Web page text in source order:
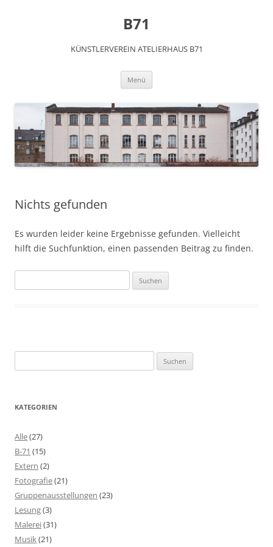
B71
KÜNSTLERVEREIN ATELIERHAUS B71
Menü
Nichts gefunden
Es wurden leider keine Ergebnisse gefunden. Vielleicht
hilft die Suchfunktion, einen passenden Beitrag zu finden.
nach:
nach:
KATEGORIEN
Alle(27)
B-71 (15)
Extern (2)
Fotografie(21)
Gruppenausstellungen (23)
Lesung(3)
Malerei(31)
Musik(21)